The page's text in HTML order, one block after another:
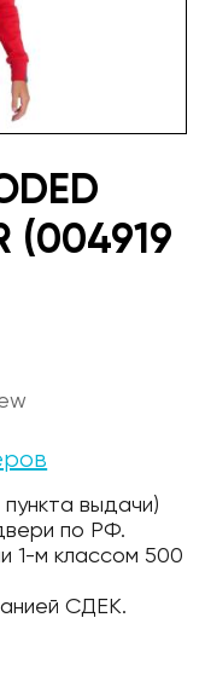
(004919
выдачи)
по РФ.
1-м классом 500
СДЕК.